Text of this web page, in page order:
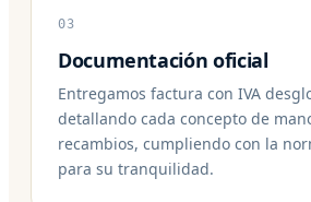
03
Documentación oficial
Entregamos factura con IVA
detallando cada concepto de
recambios, cumpliendo con la
para su tranquilidad.